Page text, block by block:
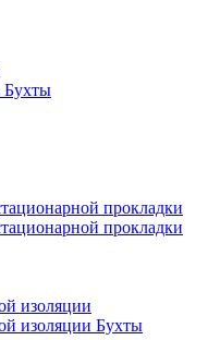
Бухты
прокладки
прокладки
изоляции
изоляции Бухты